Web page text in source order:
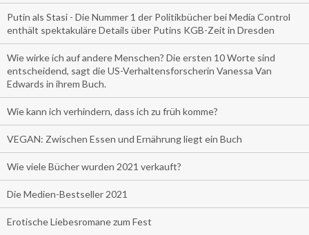
Putin als Stasi - Die Nummer 1 der Politikbücher bei Media Control
enthält spektakuläre Details über Putins KGB-Zeit in Dresden
Wie wirke ich auf andere Menschen? Die ersten 10 Worte sind
entscheidend, sagt die US-Verhaltensforscherin Vanessa Van
Edwards in ihrem Buch.
Wie kann ich verhindern, dass ich zu früh komme?
VEGAN: Zwischen Essen und Ernährung liegt ein Buch
Wie viele Bücher wurden 2021 verkauft?
Die Medien-Bestseller 2021
Erotische Liebesromane zum Fest